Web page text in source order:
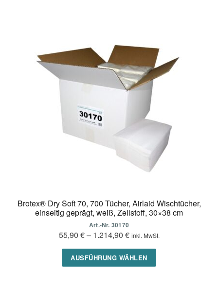
Die
Optionen
können
gewählt
werden
Brotex® Dry Soft 70, 700 Tücher, Airlaid Wischtücher,
einseitig geprägt, weiß, Zellstoff, 30×38 cm
Art.-Nr. 30170
55,90 €– 1.214,90 € inkl. MwSt.
AUSFÜHRUNG WÄHLEN
Produkt